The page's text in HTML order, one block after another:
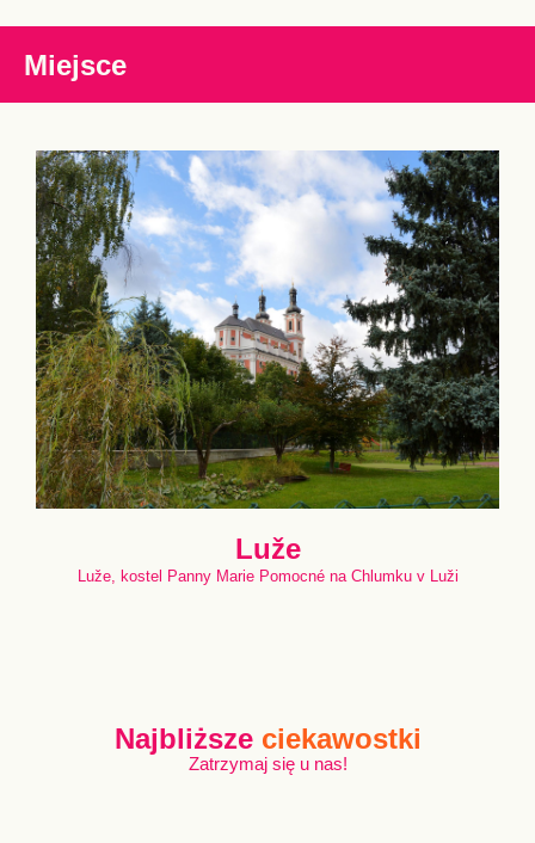
Miejsce
Luže
Luže, kostel Panny Marie Pomocné na Chlumku v Luži
Najbliższe ciekawostki
Zatrzymaj się u nas!